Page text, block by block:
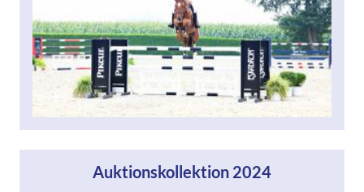
Auktionskollektion 2024